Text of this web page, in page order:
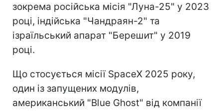
зокрема російська місія "Луна-25" у 2023
році, індійська "Чандраян-2" та
ізраїльський апарат "Берешит" у 2019
році.
Що стосується місії SpaceX 2025 року,
один із запущених модулів,
американський "Blue Ghost" від компанії